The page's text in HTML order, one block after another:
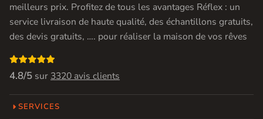
meilleurs prix. Profitez de tous les avantages Réflex : un
service livraison de haute qualité, des échantillons gratuits,
des devis gratuits, …. pour réaliser la maison de vos rêves

4.8/5 sur 3320 avis clients
SERVICES